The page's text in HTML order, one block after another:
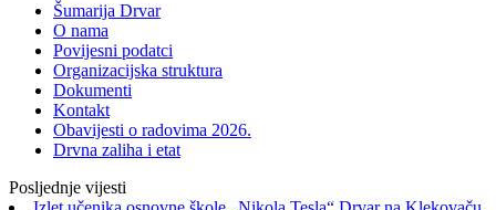
Šumarija Drvar
O nama
Povijesni podatci
Organizacijska struktura
Dokumenti
Kontakt
Obavijesti o radovima 2026.
Drvna zaliha i etat
Posljednje vijesti